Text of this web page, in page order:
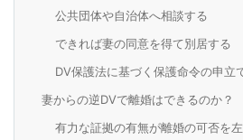
公共団体や自治体へ相談する
できれば妻の同意を得て別居する
DV保護法に基づく保護命令の申立
妻からの逆DVで離婚はできるのか？
有力な証拠の有無が離婚の可否を